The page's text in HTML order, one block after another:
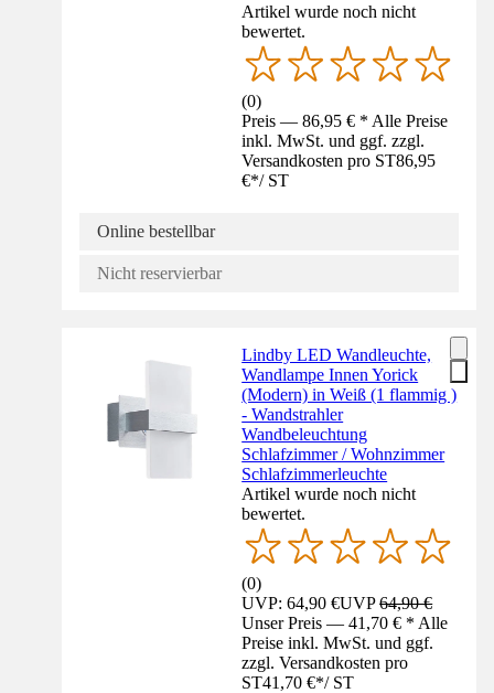
Artikel wurde noch nicht
bewertet.
(0)
Preis — 86,95 € * Alle Preise
inkl. MwSt. und ggf. zzgl.
Versandkosten pro ST86,95
€*/ ST
Online bestellbar
Nicht reservierbar
Lindby LED Wandleuchte,
Wandlampe Innen Yorick
(Modern) in Weiß (1 flammig )
- Wandstrahler
Wandbeleuchtung
Schlafzimmer / Wohnzimmer
Schlafzimmerleuchte
Artikel wurde noch nicht
bewertet.
(0)
UVP: 64,90 €UVP64,90 €
Unser Preis — 41,70 € * Alle
Preise inkl. MwSt. und ggf.
zzgl. Versandkosten pro
ST41,70 €*/ ST